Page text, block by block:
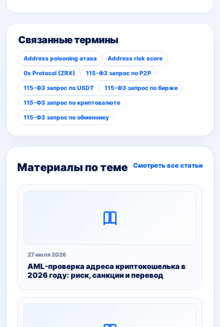
Связанные термины
Address poisoning атака Address risk score
0x Protocol (ZRX) 115-ФЗ запрос по P2P
115-ФЗ запрос по USDT 115-ФЗ запрос по бирже
115-ФЗ запрос по криптовалюте
115-ФЗ запрос по обменнику
Материалы по теме Смотреть все статьи
27 июля 2026
AML-проверка адреса криптокошелька в
2026 году: риск, санкции и перевод